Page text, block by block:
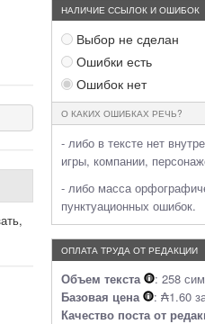
НАЛИЧИЕ ССЫЛОК И ОШИБОК
Выбор не сделан
Ошибки есть
Ошибок нет
О КАКИХ ОШИБКАХ РЕЧЬ?
- либо в тексте нет
игры, компании,
- либо масса
пунктуационных ошибок.
ОПЛАТА ТРУДА ОТ РЕДАКЦИИ
Объем текста
: 258
Базовая цена
: ₳1.60
Качество поста от